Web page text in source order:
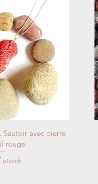
Sautoir avec pierre
rouge
stock